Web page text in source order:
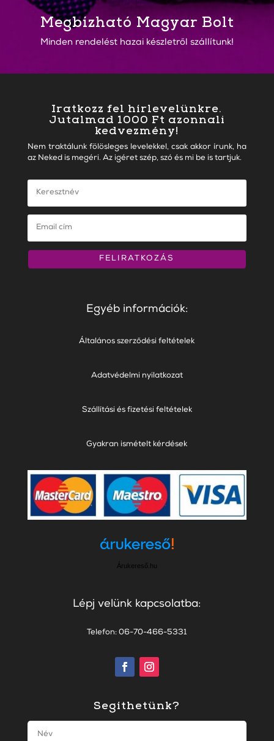
Megbízható Magyar Bolt
Minden rendelést hazai készletről szállítunk!
Iratkozz fel hírlevelünkre.
Jutalmad 1000 Ft azonnali
kedvezmény!
Nem traktálunk fölösleges levelekkel, csak akkor írunk, ha
az Neked is megéri. Az igéret szép, szó és mi be is tartjuk.
FELIRATKOZÁS
Egyéb információk:
Általános szerződési feltételek
Adatvédelmi nyilatkozat
Szállítási és fizetési feltételek
Gyakran ismételt kérdések
Árukereső.hu
Lépj velünk kapcsolatba:
Telefon: 06-70-466-5331
Segíthetünk?